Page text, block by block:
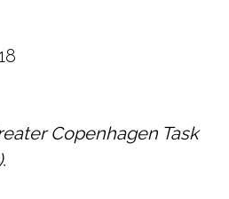
Copenhagen Task